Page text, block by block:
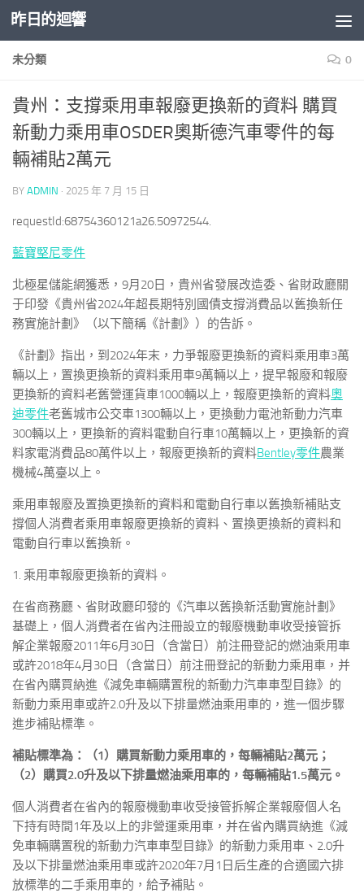
Skip to content
昨日的迴響
未分類 0
貴州：支撐乘用車報廢更換新的資料 購買
新動力乘用車OSDER奧斯德汽車零件的每
輛補貼2萬元
BY ADMIN · 2025 年 7 月 15 日
requestId:68754360121a26.50972544.
藍寶堅尼零件
北極星儲能網獲悉，9月20日，貴州省發展改造委、省財政廳關
于印發《貴州省2024年超長期特別國債支撐消費品以舊換新任
務實施計劃》（以下簡稱《計劃》）的告訴。
《計劃》指出，到2024年末，力爭報廢更換新的資料乘用車3萬
輛以上，置換更換新的資料乘用車9萬輛以上，提早報廢和報廢
更換新的資料老舊營運貨車1000輛以上，報廢更換新的資料奧
迪零件老舊城市公交車1300輛以上，更換動力電池新動力汽車
300輛以上，更換新的資料電動自行車10萬輛以上，更換新的資
料家電消費品80萬件以上，報廢更換新的資料Bentley零件農業
機械4萬臺以上。
乘用車報廢及置換更換新的資料和電動自行車以舊換新補貼支
撐個人消費者乘用車報廢更換新的資料、置換更換新的資料和
電動自行車以舊換新。
1. 乘用車報廢更換新的資料。
在省商務廳、省財政廳印發的《汽車以舊換新活動實施計劃》
基礎上，個人消費者在省內注冊設立的報廢機動車收受接管拆
解企業報廢2011年6月30日（含當日）前注冊登記的燃油乘用車
或許2018年4月30日（含當日）前注冊登記的新動力乘用車，并
在省內購買納進《減免車輛購置稅的新動力汽車車型目錄》的
新動力乘用車或許2.0升及以下排量燃油乘用車的，進一個步驟
進步補貼標準。
補貼標準為：（1）購買新動力乘用車的，每輛補貼2萬元；
（2）購買2.0升及以下排量燃油乘用車的，每輛補貼1.5萬元。
個人消費者在省內的報廢機動車收受接管拆解企業報廢個人名
下持有時間1年及以上的非營運乘用車，并在省內購買納進《減
免車輛購置稅的新動力汽車車型目錄》的新動力乘用車、2.0升
及以下排量燃油乘用車或許2020年7月1日后生產的合適國六排
放標準的二手乘用車的，給予補貼。